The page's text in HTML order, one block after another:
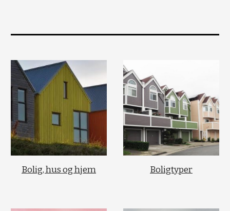
Bolig, hus og hjem Boligtyper